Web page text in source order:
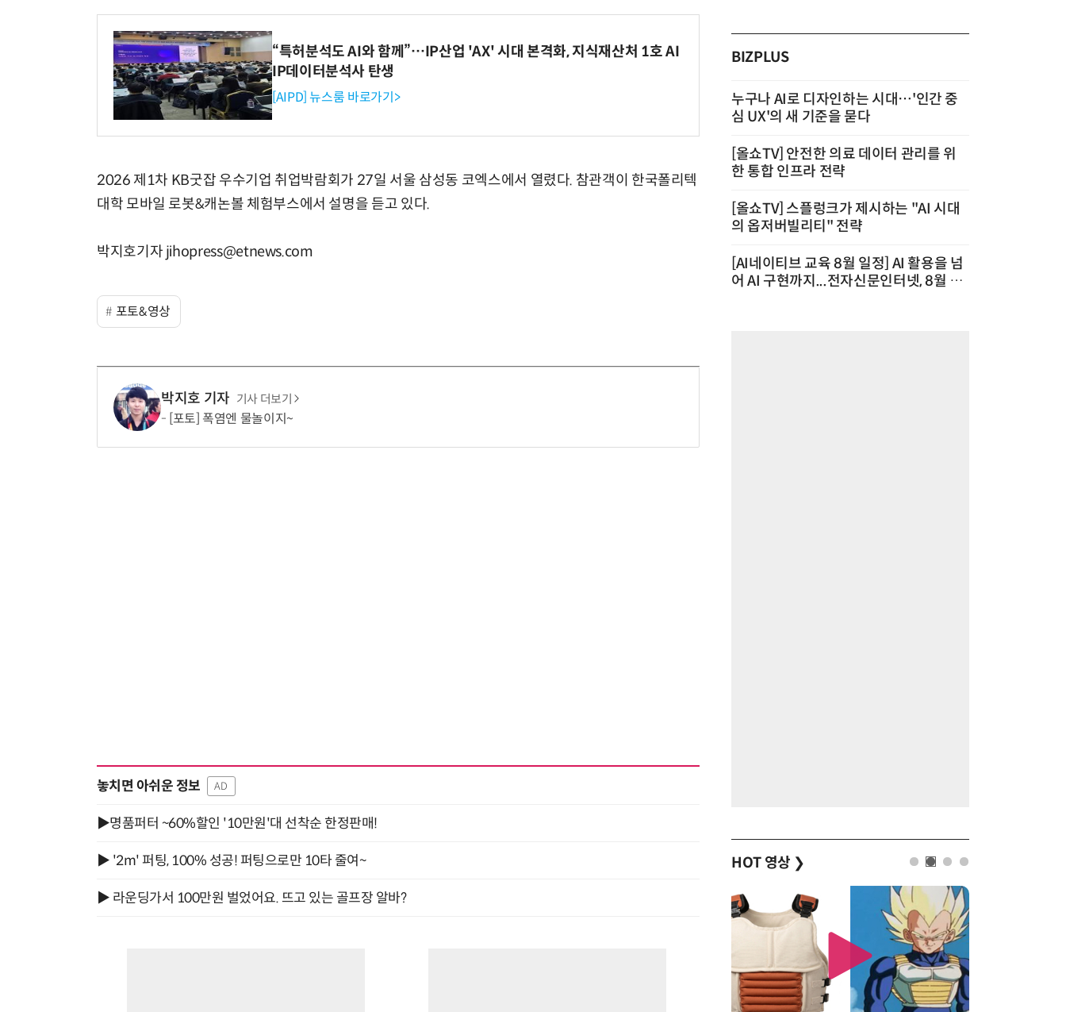
“특허분석도 AI와 함께”…IP산업 'AX' 시대 본격화, 지식재산처 1호 AI
IP데이터분석사 탄생
[AIPD] 뉴스룸 바로가기>
2026 제1차 KB굿잡 우수기업 취업박람회가 27일 서울 삼성동 코엑스에서 열렸다. 참관객이 한국폴리텍
대학 모바일 로봇&캐논볼 체험부스에서 설명을 듣고 있다.
박지호기자 jihopress@etnews.com
포토&영상
박지호 기자 기사 더보기
[포토] 폭염엔 물놀이지~
놓치면 아쉬운 정보 AD
▶명품퍼터 ~60%할인 '10만원'대 선착순 한정판매!
▶ '2m' 퍼팅, 100% 성공! 퍼팅으로만 10타 줄여~
▶ 라운딩가서 100만원 벌었어요. 뜨고 있는 골프장 알바?
BIZPLUS
누구나 AI로 디자인하는 시대…'인간 중
심 UX'의 새 기준을 묻다
[올쇼TV] 안전한 의료 데이터 관리를 위
한 통합 인프라 전략
[올쇼TV] 스플렁크가 제시하는 "AI 시대
의 옵저버빌리티" 전략
[AI네이티브 교육 8월 일정] AI 활용을 넘
어 AI 구현까지...전자신문인터넷, 8월 실
HOT 영상 ❯